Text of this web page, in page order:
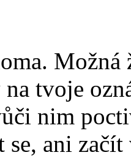
Možná
tvoje
nim
se, ani